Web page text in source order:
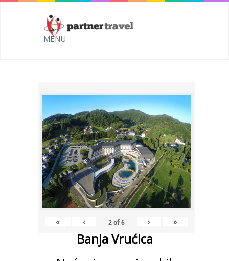
« ‹ 2of6 › »
Banja Vrućica